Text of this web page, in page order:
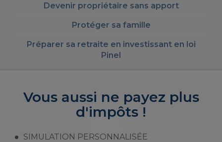
Devenir propriétaire sans apport
Protéger sa famille
Préparer sa retraite en investissant en loi
Pinel
Vous aussi ne payez plus
d'impôts !
SIMULATION PERSONNALISÉE